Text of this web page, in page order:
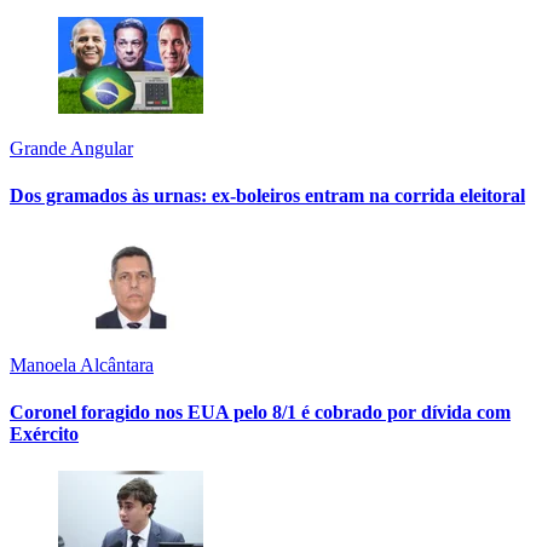
Grande Angular
Dos gramados às urnas: ex-boleiros entram na corrida eleitoral
Manoela Alcântara
Coronel foragido nos EUA pelo 8/1 é cobrado por dívida com
Exército